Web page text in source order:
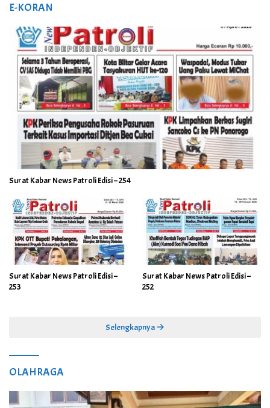
E-KORAN
Surat Kabar News Patroli Edisi – 254
Surat Kabar News Patroli Edisi –
253
Surat Kabar News Patroli Edisi –
252
Selengkapnya
OLAHRAGA